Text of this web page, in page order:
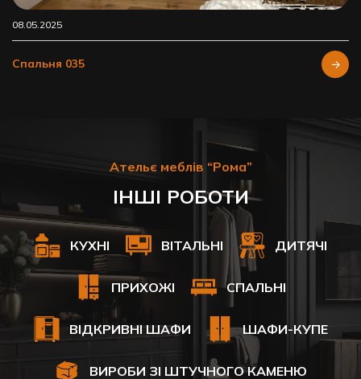
08.05.2025
Спальня 035
Ательє меблів “Рома”
ІНШІ РОБОТИ
КУХНІ ВІТАЛЬНІ ДИТЯЧІ
ПРИХОЖІ СПАЛЬНІ
ВІДКРИВНІ ШАФИ ШАФИ-КУПЕ
ВИРОБИ ЗІ ШТУЧНОГО КАМЕНЮ